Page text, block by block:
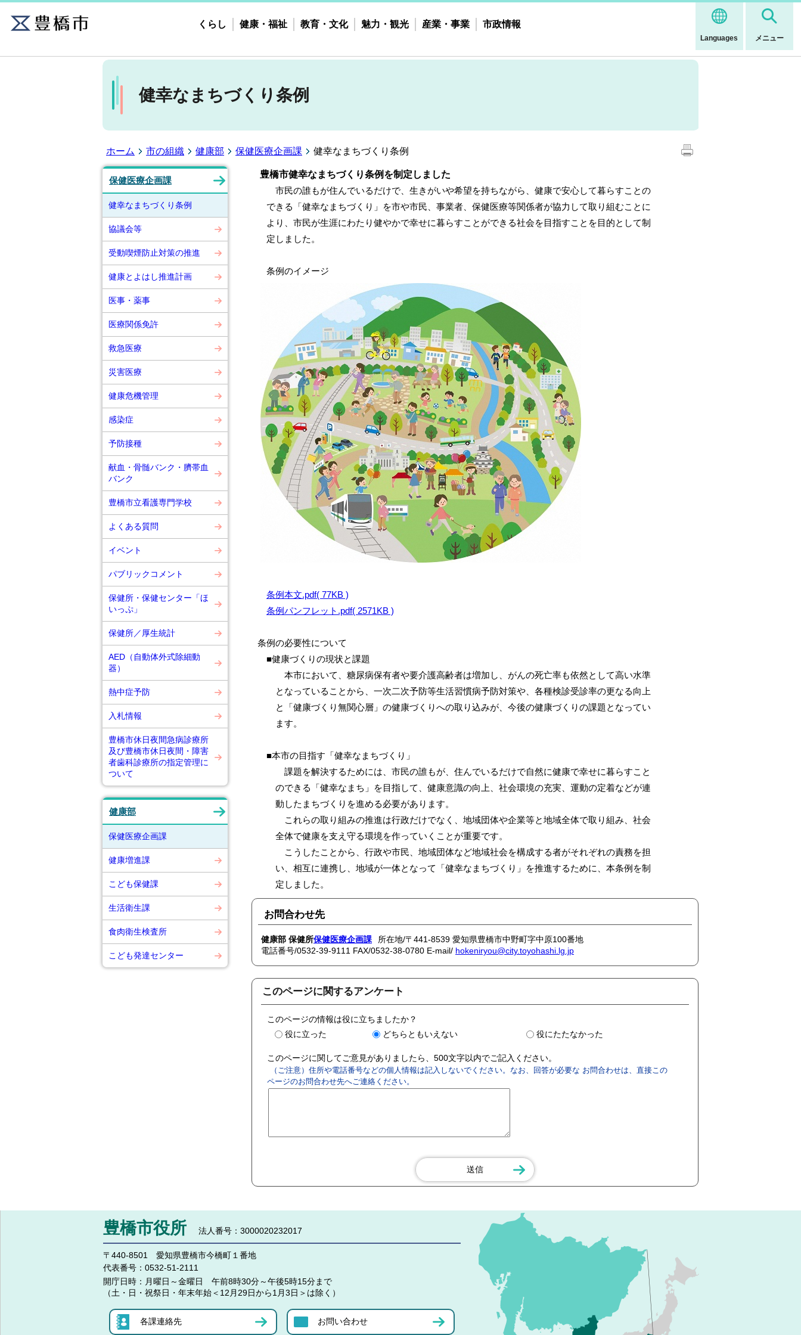
Languages メニュー
くらし 健康・福祉 教育・文化 魅力・観光 産業・事業 市政情報
健幸なまちづくり条例
ホーム 市の組織 健康部 保健医療企画課 健幸なまちづくり条例
保健医療企画課
健幸なまちづくり条例
協議会等
受動喫煙防止対策の推進
健康とよはし推進計画
医事・薬事
医療関係免許
救急医療
災害医療
健康危機管理
感染症
予防接種
献血・骨髄バンク・臍帯血
バンク
豊橋市立看護専門学校
よくある質問
イベント
パブリックコメント
保健所・保健センター「ほ
いっぷ」
保健所／厚生統計
AED（自動体外式除細動
器）
熱中症予防
入札情報
豊橋市休日夜間急病診療所
及び豊橋市休日夜間・障害
者歯科診療所の指定管理に
ついて
健康部
保健医療企画課
健康増進課
こども保健課
生活衛生課
食肉衛生検査所
こども発達センター
豊橋市健幸なまちづくり条例を制定しました
市民の誰もが住んでいるだけで、生きがいや希望を持ちながら、健康で安心して暮らすことの
できる「健幸なまちづくり」を市や市民、事業者、保健医療等関係者が協力して取り組むことに
より、市民が生涯にわたり健やかで幸せに暮らすことができる社会を目指すことを目的として制
定しました。
条例のイメージ
条例本文.pdf( 77KB )
条例パンフレット.pdf( 2571KB )
条例の必要性について
■健康づくりの現状と課題
本市において、糖尿病保有者や要介護高齢者は増加し、がんの死亡率も依然として高い水準
となっていることから、一次二次予防等生活習慣病予防対策や、各種検診受診率の更なる向上
と「健康づくり無関心層」の健康づくりへの取り込みが、今後の健康づくりの課題となってい
ます。
■本市の目指す「健幸なまちづくり」
課題を解決するためには、市民の誰もが、住んでいるだけで自然に健康で幸せに暮らすこと
のできる「健幸なまち」を目指して、健康意識の向上、社会環境の充実、運動の定着などが連
動したまちづくりを進める必要があります。
これらの取り組みの推進は行政だけでなく、地域団体や企業等と地域全体で取り組み、社会
全体で健康を支え守る環境を作っていくことが重要です。
こうしたことから、行政や市民、地域団体など地域社会を構成する者がそれぞれの責務を担
い、相互に連携し、地域が一体となって「健幸なまちづくり」を推進するために、本条例を制
定しました。
お問合わせ先
健康部 保健所保健医療企画課
所在地/〒441-8539 愛知県豊橋市中野町字中原100番地
電話番号/0532-39-9111 FAX/0532-38-0780 E-mail/ hokeniryou@city.toyohashi.lg.jp
このページに関するアンケート
このページの情報は役に立ちましたか？
役に立った
どちらともいえない 役にたたなかった
このページに関してご意見がありましたら、500文字以内でご記入ください。
（ご注意）住所や電話番号などの個人情報は記入しないでください。なお、回答が必要な お問合わせは、直接この
ページのお問合わせ先へご連絡ください。
豊橋市役所 法人番号：3000020232017
〒440-8501 愛知県豊橋市今橋町１番地
代表番号： 0532-51-2111
開庁日時： 月曜日～金曜日 午前8時30分～午後5時15分まで
（土・日・祝祭日・年末年始＜12月29日から1月3日＞は除く）
各課連絡先 お問い合わせ